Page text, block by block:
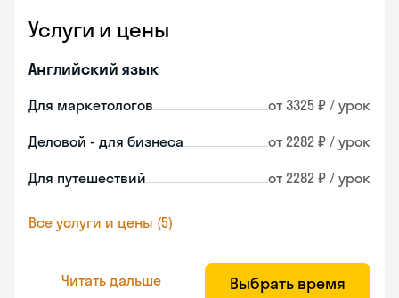
Услуги и цены
Английский язык
Для маркетологов от 3325 ₽ / урок
Деловой - для бизнеса от 2282 ₽ / урок
Для путешествий от 2282 ₽ / урок
Все услуги и цены (5)
Читать дальше Выбрать время